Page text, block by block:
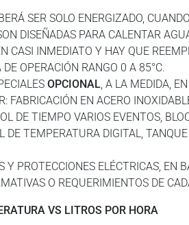
SER SOLO ENERGIZADO,
DISEÑADAS PARA CALENTAR
CASI INMEDIATO Y HAY QUE
OPERACIÓN RANGO 0 A 85°C.
OPCIONAL , A LA MEDIDA,
FABRICACIÓN EN ACERO
DE TIEMPO VARIOS EVENTOS,
DE TEMPERATURA DIGITAL,
Y PROTECCIONES ELÉCTRICAS, EN
O REQUERIMIENTOS DE
VS LITROS POR HORA